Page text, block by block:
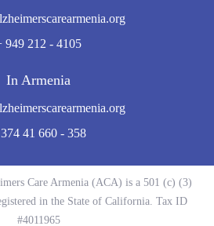
949 212 - 4105
In Armenia
41 660 - 358
Care Armenia (ACA) is a 501 (c) (3)
in the State of California. Tax ID
#4011965